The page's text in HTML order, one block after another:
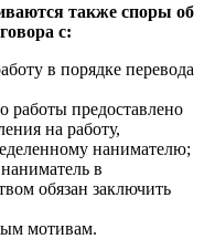
также споры об
с:
в порядке перевода
работы предоставлено
на работу,
нанимателю;
в
обязан заключить
мотивам.